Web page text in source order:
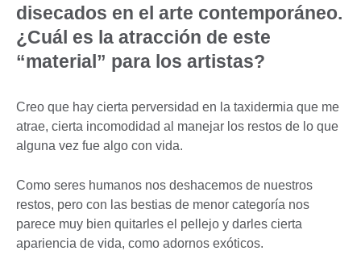
disecados en el arte contemporáneo.
¿Cuál es la atracción de este
“material” para los artistas?
Creo que hay cierta perversidad en la taxidermia que me
atrae, cierta incomodidad al manejar los restos de lo que
alguna vez fue algo con vida.
Como seres humanos nos deshacemos de nuestros
restos, pero con las bestias de menor categoría nos
parece muy bien quitarles el pellejo y darles cierta
apariencia de vida, como adornos exóticos.